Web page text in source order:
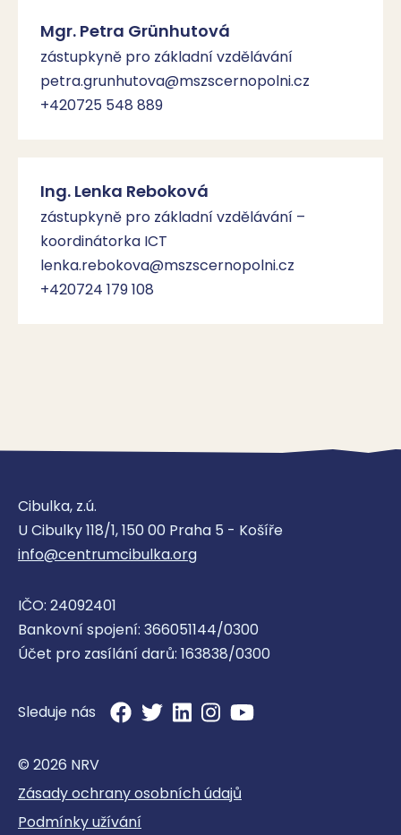
Mgr. Petra Grünhutová
zástupkyně pro základní vzdělávání
petra.grunhutova@mszscernopolni.cz
+420725 548 889
Ing. Lenka Reboková
zástupkyně pro základní vzdělávání –
koordinátorka ICT
lenka.rebokova@mszscernopolni.cz
+420724 179 108
Cibulka, z.ú.
U Cibulky 118/1, 150 00 Praha 5 - Košíře
info@centrumcibulka.org
IČO: 24092401
Bankovní spojení: 366051144/0300
Účet pro zasílání darů: 163838/0300
Sleduje nás
© 2026 NRV
Zásady ochrany osobních údajů
Podmínky užívání